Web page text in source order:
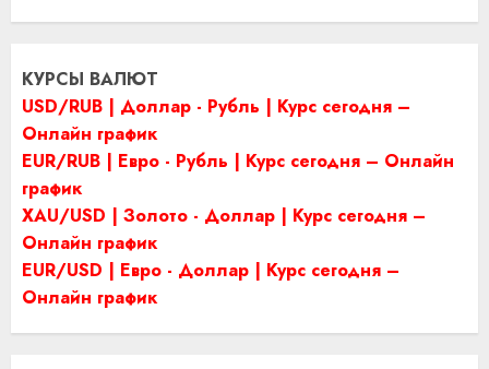
КУРСЫ ВАЛЮТ
USD/RUB | Доллар - Рубль | Курс сегодня –
Онлайн график
EUR/RUB | Евро - Рубль | Курс сегодня – Онлайн
график
XAU/USD | Золото - Доллар | Курс сегодня –
Онлайн график
EUR/USD | Евро - Доллар | Курс сегодня –
Онлайн график